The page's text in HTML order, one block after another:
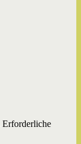
Erforderliche